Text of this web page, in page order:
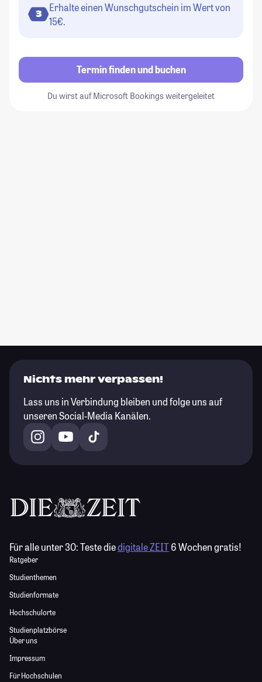
3
Erhalte einen Wunschgutschein im Wert von
15€.
Termin finden und buchen
Du wirst auf Microsoft Bookings weitergeleitet
Nichts mehr verpassen!
Lass uns in Verbindung bleiben und folge uns auf
unseren Social-Media Kanälen.
Für alle unter 30:Teste diedigitale ZEIT6 Wochen gratis!
Ratgeber
Studienthemen
Studienformate
Hochschulorte
Studienplatzbörse
Über uns
Impressum
Für Hochschulen